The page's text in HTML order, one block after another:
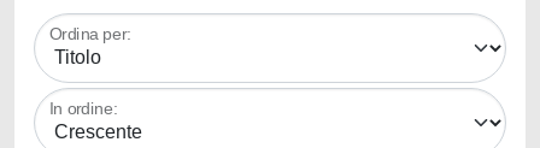
Ordina per:
In ordine: